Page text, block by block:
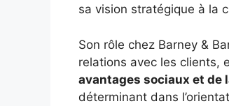
sa vision stratégique à la
Son rôle chez Barney &
relations avec les clients,
avantages sociaux et de
déterminant dans